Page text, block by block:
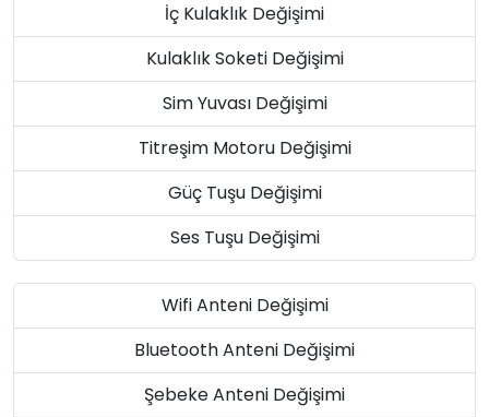
İç Kulaklık Değişimi
Kulaklık Soketi Değişimi
Sim Yuvası Değişimi
Titreşim Motoru Değişimi
Güç Tuşu Değişimi
Ses Tuşu Değişimi
Wifi Anteni Değişimi
Bluetooth Anteni Değişimi
Şebeke Anteni Değişimi